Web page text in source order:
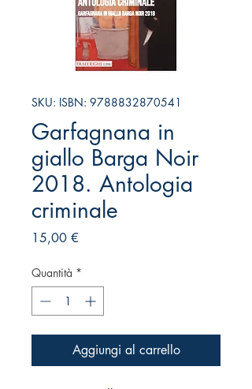
SKU: ISBN: 9788832870541
Garfagnana in
giallo Barga Noir
2018. Antologia
criminale
15,00 €
Quantità *
Aggiungi al carrello